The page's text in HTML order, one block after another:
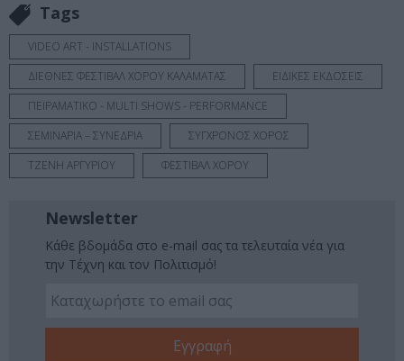
Tags
VIDEO ART - INSTALLATIONS
ΔΙΕΘΝΕΣ ΦΕΣΤΙΒΑΛ ΧΟΡΟΥ ΚΑΛΑΜΑΤΑΣ
ΕΙΔΙΚΕΣ ΕΚΔΟΣΕΙΣ
ΠΕΙΡΑΜΑΤΙΚΟ - MULTI SHOWS - PERFORMANCE
ΣΕΜΙΝΑΡΙΑ – ΣΥΝΕΔΡΙΑ
ΣΥΓΧΡΟΝΟΣ ΧΟΡΟΣ
ΤΖΕΝΗ ΑΡΓΥΡΙΟΥ
ΦΕΣΤΙΒΑΛ ΧΟΡΟΥ
Newsletter
Κάθε βδομάδα στο e-mail σας τα τελευταία νέα για
την Τέχνη και τον Πολιτισμό!